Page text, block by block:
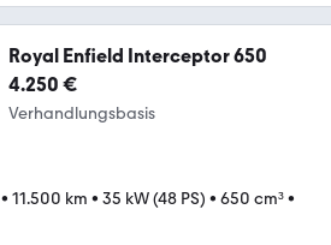
Royal Enfield Interceptor 650
4.250 €
Verhandlungsbasis
• 11.500 km • 35 kW (48 PS) • 650 cm³•